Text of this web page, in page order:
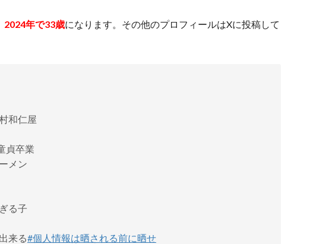
2024年で33歳になります。その他のプロフィールはXに投稿して
和仁屋
貞卒業
メン
る子
来る#個人情報は晒される前に晒せ